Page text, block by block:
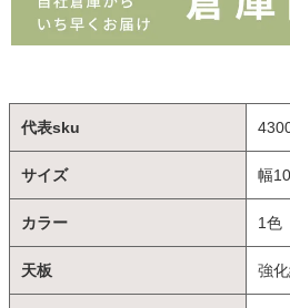
代表sku
サイズ 幅
カラー 1色
天板 強